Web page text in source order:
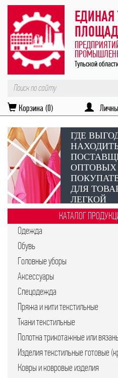
ЕДИНАЯ
Тульской
Корзина (0)
ГДЕ
ОПТОВЫХ
ДЛЯ
ЛЕГКОЙ
Век онлайн-
Подобрать
КАТАЛОГ
Одежда
Обувь
Головные уборы
Аксессуары
Спецодежда
Пряжа и нити текстильные
Ткани текстильные
Полотна трикотажные или
Изделия текстильные готовые
Ковры и ковровые изделия